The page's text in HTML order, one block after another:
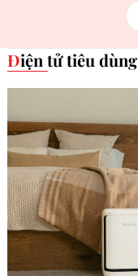
Điện tử tiêu dùng